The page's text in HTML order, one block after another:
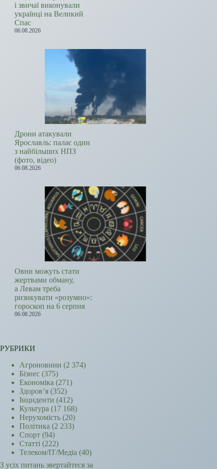
і звичаї виконували
українці на Великий
Спас
06.08.2026
Дрони атакували
Ярославль: палає один
з найбільших НПЗ
(фото, відео)
06.08.2026
Овни можуть стати
жертвами обману,
а Левам треба
ризикувати «розумно»:
гороскоп на 6 серпня
06.08.2026
РУБРИКИ
Агроновини (2 374)
Бізнес (375)
Економіка (271)
Здоров’я (352)
Інциденти (412)
Культура (17 168)
Нерухомість (20)
Політика (2 233)
Спорт (94)
Статті (222)
Телеком/ІТ/Медіа (40)
З усіх питань звертайтеся за